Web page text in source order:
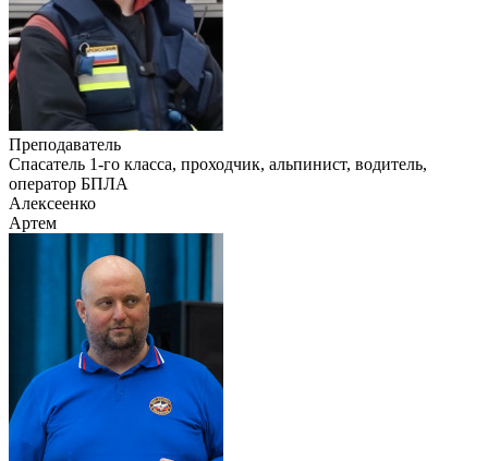
Преподаватель
Cпасатель 1-го класса, проходчик, альпинист, водитель,
оператор БПЛА
Алексеенко
Артем